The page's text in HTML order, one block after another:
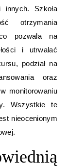
Szkoła
otrzymania
pozwala na
i utrwalać
podział na
oraz
monitorowaniu
Wszystkie te
nieocenionym